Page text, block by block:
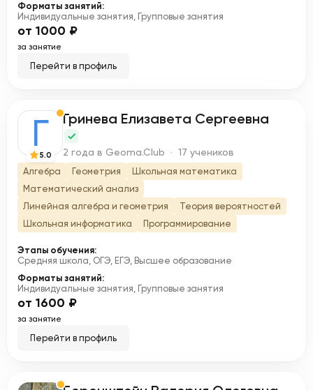
Форматы занятий:
Индивидуальные занятия, Групповые занятия
от 1000 ₽
за занятие
Перейти в профиль
Г
5.0
Гринева Елизавета Сергеевна
2 года в Geoma.Club · 17 учеников
Алгебра Геометрия
Школьная математика
Математический анализ
Линейная алгебра и геометрия
Теория вероятностей
Школьная информатика
Программирование
Этапы обучения:
Средняя школа, ОГЭ, ЕГЭ, Высшее образование
Форматы занятий:
Индивидуальные занятия, Групповые занятия
от 1600 ₽
за занятие
Перейти в профиль